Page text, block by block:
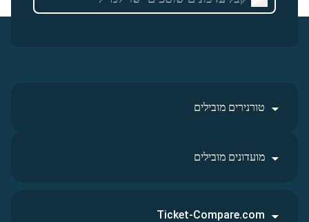
טורנירים מובילים
מועדונים מובילים
Ticket-Compare.com